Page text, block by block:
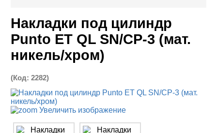
Накладки под цилиндр
Punto ET QL SN/CP-3 (мат.
никель/хром)
(Код:2282)
Увеличить изображение